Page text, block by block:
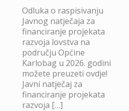
Odluka o raspisivanju
Javnog natječaja za
financiranje projekata
razvoja lovstva na
području Općine
Karlobag u 2026. godini
možete preuzeti ovdje!
Javni natječaj za
financiranje projekata
razvoja […]